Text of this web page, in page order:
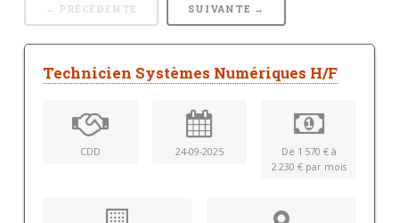
← PRÉCÉDENTE SUIVANTE →
Technicien Systèmes Numériques H/F
CDD 24-09-2025
De 1 570 € à
2 230 € par mois